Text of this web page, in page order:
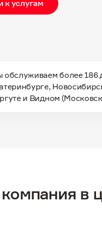
к услугам
обслуживаем более 186
и Видном
в